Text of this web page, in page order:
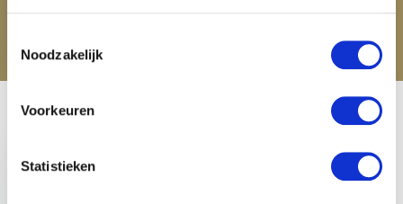
Noodzakelijk
Voorkeuren
Statistieken
Recent bekeken